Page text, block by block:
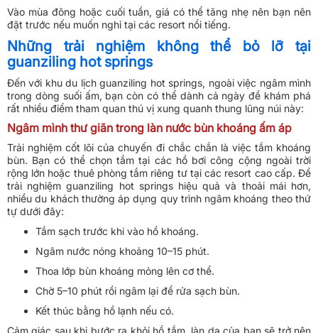
Vào mùa đông hoặc cuối tuần, giá có thể tăng nhẹ nên bạn nên
đặt trước nếu muốn nghỉ tại các resort nổi tiếng.
Những trải nghiệm không thể bỏ lỡ tại
guanziling hot springs
Đến với khu du lịch guanziling hot springs, ngoài việc ngâm mình
trong dòng suối ấm, bạn còn có thể dành cả ngày để khám phá
rất nhiều điểm tham quan thú vị xung quanh thung lũng núi này:
Ngâm mình thư giãn trong làn nước bùn khoáng ấm áp
Trải nghiệm cốt lõi của chuyến đi chắc chắn là việc tắm khoáng
bùn. Bạn có thể chọn tắm tại các hồ bơi công cộng ngoài trời
rộng lớn hoặc thuê phòng tắm riêng tư tại các resort cao cấp. Để
trải nghiệm guanziling hot springs hiệu quả và thoải mái hơn,
nhiều du khách thường áp dụng quy trình ngâm khoáng theo thứ
tự dưới đây:
Tắm sạch trước khi vào hồ khoáng.
Ngâm nước nóng khoảng 10–15 phút.
Thoa lớp bùn khoáng mỏng lên cơ thể.
Chờ 5–10 phút rồi ngâm lại để rửa sạch bùn.
Kết thúc bằng hồ lạnh nếu có.